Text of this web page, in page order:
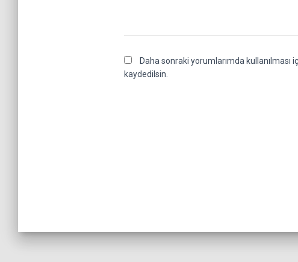
Daha sonraki yorumlarımda kullanılması
kaydedilsin.